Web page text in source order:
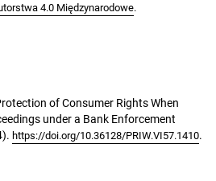
4.0 Międzynarodowe.
of Consumer Rights When
under a Bank Enforcement
https://doi.org/10.36128/PRIW.VI57.1410.